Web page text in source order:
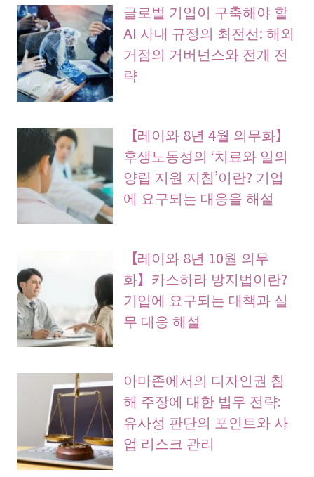
글로벌 기업이 구축해야 할
AI 사내 규정의 최전선: 해외
거점의 거버넌스와 전개 전
략
【레이와 8년 4월 의무화】
후생노동성의 ‘치료와 일의
양립 지원 지침’이란? 기업
에 요구되는 대응을 해설
【레이와 8년 10월 의무
화】카스하라 방지법이란?
기업에 요구되는 대책과 실
무 대응 해설
아마존에서의 디자인권 침
해 주장에 대한 법무 전략:
유사성 판단의 포인트와 사
업 리스크 관리